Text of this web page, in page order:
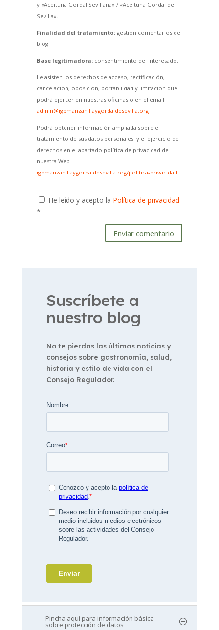
y «Aceituna Gordal Sevillana» / «Aceituna Gordal de
Sevilla».
Finalidad del tratamiento:gestión comentarios del
blog.
Base legitimadora:consentimiento del interesado.
Le asisten los derechos de acceso, rectificación,
cancelación, oposición, portabilidad y limitación que
podrá ejercer en nuestras oficinas o en el email:
admin@igpmanzanillaygordaldesevilla.org
Podrá obtener información ampliada sobre el
tratamiento de sus datos personales y el ejercicio de
derechos en el apartado política de privacidad de
nuestra Web
igpmanzanillaygordaldesevilla.org/politica-privacidad
He leído y acepto la Política de privacidad
*
Enviar comentario
Suscríbete a
nuestro blog
No te pierdas las últimas noticias y
consejos sobre gastronomía, salud,
historia y estilo de vida con el
Consejo Regulador.
Pincha aquí para información básica
sobre protección de datos